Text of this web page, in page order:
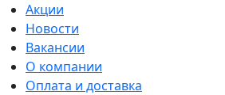
Акции
Новости
Вакансии
О компании
Оплата и доставка